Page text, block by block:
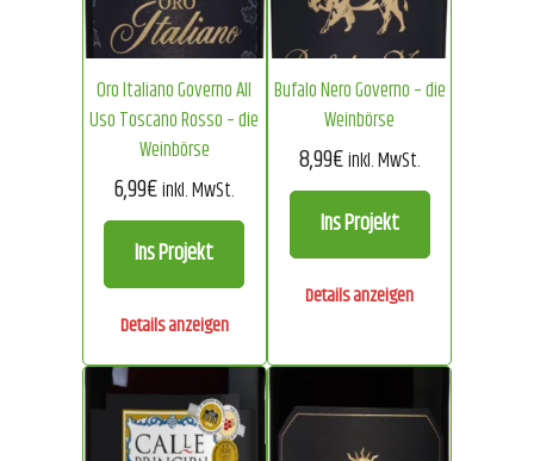
Oro Italiano Governo All
Uso Toscano Rosso – die
Weinbörse
6,99€inkl. MwSt.
Ins Projekt
Details anzeigen
Bufalo Nero Governo – die
Weinbörse
8,99€inkl. MwSt.
Ins Projekt
Details anzeigen